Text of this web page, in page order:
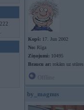
Kopš: 17. Jun 2002
No: Rīga
Ziņojumi: 10495
Braucu ar: rokām uz stūres
by_magnus